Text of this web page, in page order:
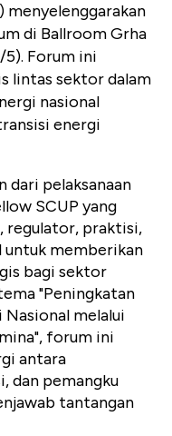
menyelenggarakan
di Ballroom Grha
5). Forum ini
lintas sektor dalam
nasional
energi
dari pelaksanaan
SCUP yang
regulator, praktisi,
untuk memberikan
bagi sektor
"Peningkatan
Nasional melalui
forum ini
antara
dan pemangku
tantangan